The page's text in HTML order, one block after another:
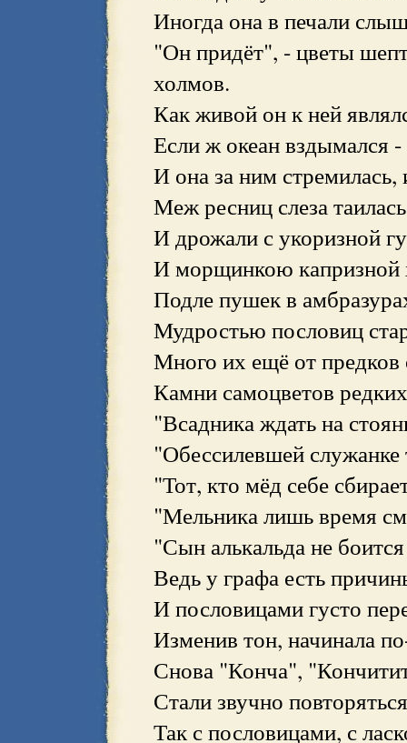
Иногда она в печали
"Он придёт", - цветы
холмов.
Как живой он к ней
Если ж океан вздымался -
И она за ним стремилась,
Меж ресниц слеза
И дрожали с укоризной
И морщинкою капризной
Подле пушек в
Мудростью пословиц
Много их ещё от
Камни самоцветов
"Всадника ждать на
"Обессилевшей служанке
"Тот, кто мёд себе
"Мельника лишь время
"Сын алькальда не
Ведь у графа есть
И пословицами густо
Изменив тон, начинала
Снова "Конча",
Стали звучно
Так с пословицами, с